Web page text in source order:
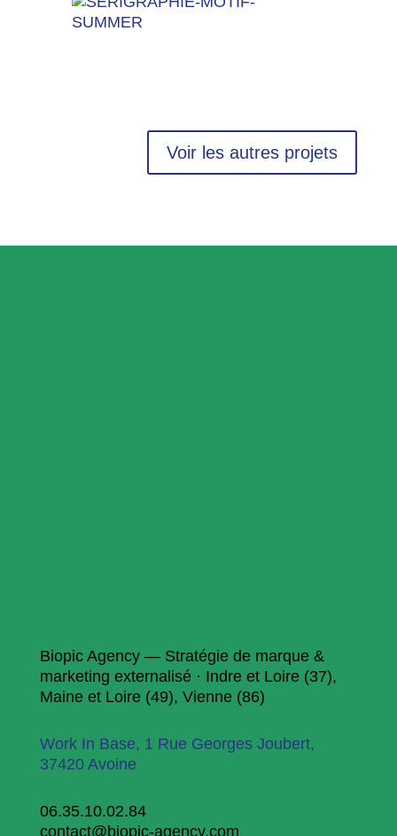
Voir les autres projets
Biopic Agency — Stratégie de marque &
marketing externalisé · Indre et Loire (37),
Maine et Loire (49), Vienne (86)
Work In Base, 1 Rue Georges Joubert,
37420 Avoine
06.35.10.02.84
contact@biopic-agency.com